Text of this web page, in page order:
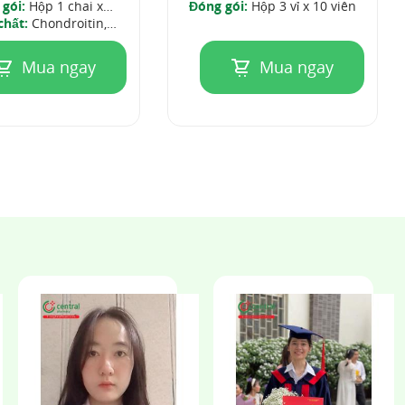
uống
Hộp 1 chai x
500ml
Chondroitin,
E (Alpha
Acid hyaluronic
Mua ngay
phim
Đóng gói: Hộp 3 vỉ x 10 viên
Mua ngay